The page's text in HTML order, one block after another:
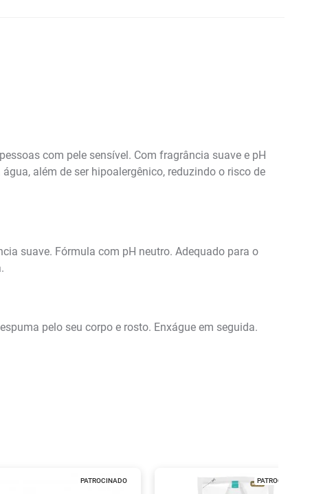
com pele sensível. Com fragrância suave e pH
além de ser hipoalergênico, reduzindo o risco de
suave. Fórmula com pH neutro. Adequado para o
pelo seu corpo e rosto. Enxágue em seguida.
PATROCINADO PATROCINADO